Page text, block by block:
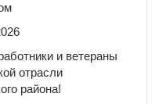
и ветераны
отрасли
района!